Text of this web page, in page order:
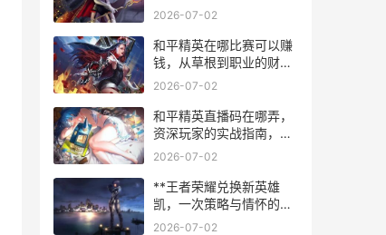
图鉴
2026-07-02
和平精英在哪比赛可以赚
钱，从草根到职业的财富
赛道指南
2026-07-02
和平精英直播码在哪弄，
资深玩家的实战指南，副
标题，从入门到精通的完
2026-07-02
**王者荣耀兑换新英雄
凯，一次策略与情怀的双
重抉择副标题，新王者的
2026-07-02